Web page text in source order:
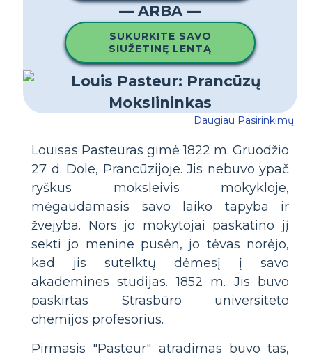
— ARBA —
SUKURKITE SAVO
SIUŽETINĘ LENTĄ
Daugiau Pasirinkimų
Louisas Pasteuras gimė 1822 m. Gruodžio
27 d. Dole, Prancūzijoje. Jis nebuvo ypač
ryškus moksleivis mokykloje,
mėgaudamasis savo laiko tapyba ir
žvejyba. Nors jo mokytojai paskatino jį
sekti jo menine pusėn, jo tėvas norėjo,
kad jis sutelktų dėmesį į savo
akademines studijas. 1852 m. Jis buvo
paskirtas Strasbūro universiteto
chemijos profesorius.
Pirmasis "Pasteur" atradimas buvo tas,